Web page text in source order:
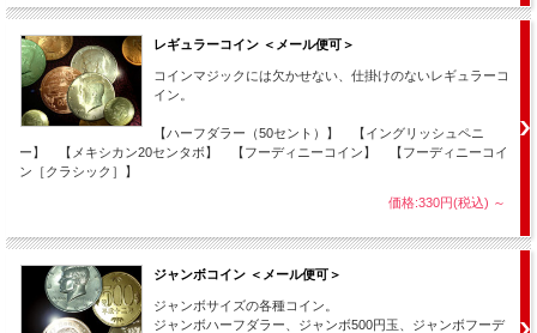
カードを持ち上げると
手の平の銀貨は銅貨 に変わっています！
レギュラーコイン ＜メール便可＞
コインマジックには欠かせない、仕掛けのないレギュラーコ
イン。
【ハーフダラー（50セント）】 【イングリッシュペニ
ー】 【メキシカン20センタボ】 【フーディニーコイン】 【フーディニーコイ
ン［クラシック］】
価格:330円(税込) ～
ジャンボコイン ＜メール便可＞
ジャンボサイズの各種コイン。
ジャンボハーフダラー、ジャンボ500円玉、ジャンボフーデ